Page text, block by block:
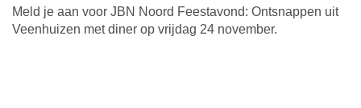
Meld je aan voor JBN Noord Feestavond: Ontsnappen uit
Veenhuizen met diner op vrijdag 24 november.